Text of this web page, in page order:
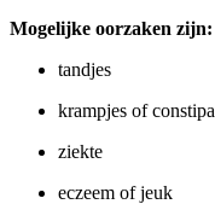
Mogelijke oorzaken zijn:
tandjes
krampjes of
ziekte
eczeem of jeuk